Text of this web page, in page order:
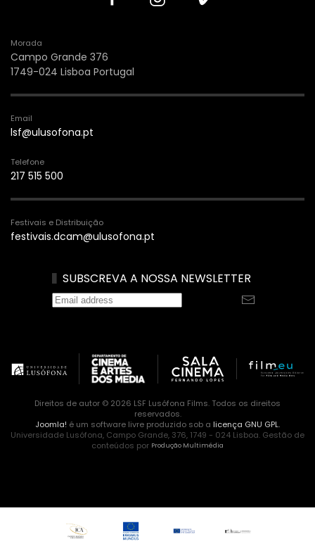
Morada
Campo Grande 376
1749-024 Lisboa Portugal
Email
lsf@ulusofona.pt
Telefone
217 515 500
Festivais e Distribuição
festivais.dcam@ulusofona.pt
SUBSCREVA A NOSSA NEWSLETTER
Direitos de autor © 2026 LSF Lusófona Films. Todos os direitos
reservados.
Joomla! é um software livre produzido sob a licença GNU GPL.
Universidade Lusófona, Campo Grande, 376, 1749 - 024 Lisboa. Gestão de
conteúdos por Produção Multimédia